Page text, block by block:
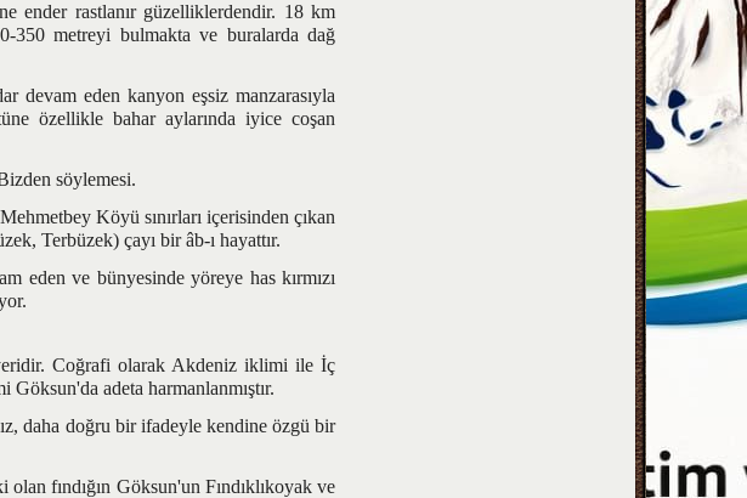
rastlanır güzelliklerdendir. 18 km
350 metreyi bulmakta ve buralarda dağ
eden kanyon eşsiz manzarasıyla
özellikle bahar aylarında iyice coşan
söylemesi.
Köyü sınırları içerisinden çıkan
Terbüzek) çayı bir âb-ı hayattır.
ve bünyesinde yöreye has kırmızı
Coğrafi olarak Akdeniz iklimi ile İç
adeta harmanlanmıştır.
daha doğru bir ifadeyle kendine özgü bir
fındığın Göksun'un Fındıklıkoyak ve